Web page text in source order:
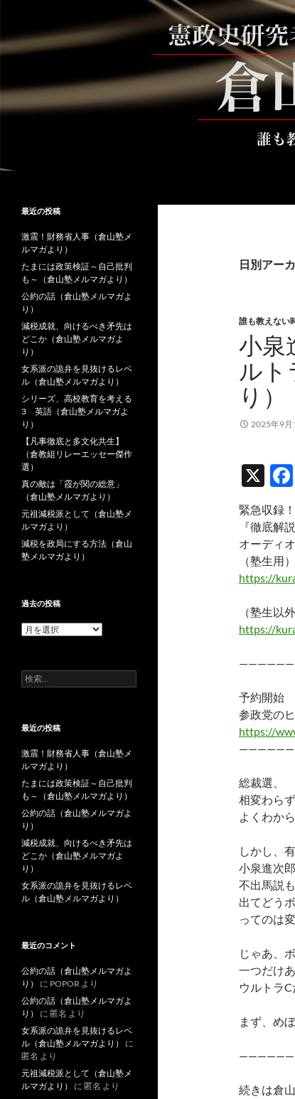
テ
ン
へ
ス
日別アー
誰も教えない
小泉
ルト
り）
2025年9月
X
緊急収録！
『徹底解
オーディ
（塾生用）
https://
（塾生以外
https://
予約開始
参政党の
https://
総裁選、
相変わら
よくわか
しかし、
小泉進次
不出馬説
出てどう
ってのは
じゃあ、
一つだけあ
ウルトラC
まず、め
続きは倉
倉山満の砦～誰も教えない時事と教
最近の投稿
激震！財務省人事（倉山塾メ
ルマガより）
たまには政策検証～自己批判
も～（倉山塾メルマガより）
公約の話（倉山塾メルマガよ
り）
減税成就、向けるべき矛先は
どこか（倉山塾メルマガよ
り）
女系派の詭弁を見抜けるレベ
ル（倉山塾メルマガより）
シリーズ、高校教育を考える
3 英語（倉山塾メルマガよ
り）
【凡事徹底と多文化共生】
（倉教組リレーエッセー傑作
選）
真の敵は「霞が関の総意」
（倉山塾メルマガより）
元祖減税派として（倉山塾メ
ルマガより）
減税を政局にする方法（倉山
塾メルマガより）
過去の投稿
過
稿
検
索:
最近の投稿
激震！財務省人事（倉山塾メ
ルマガより）
たまには政策検証～自己批判
も～（倉山塾メルマガより）
公約の話（倉山塾メルマガよ
り）
減税成就、向けるべき矛先は
どこか（倉山塾メルマガよ
り）
女系派の詭弁を見抜けるレベ
ル（倉山塾メルマガより）
最近のコメント
公約の話（倉山塾メルマガよ
り）
に POPOR より
公約の話（倉山塾メルマガよ
り）
に 匿名 より
女系派の詭弁を見抜けるレベ
ル（倉山塾メルマガより）
に
匿名 より
元祖減税派として（倉山塾メ
ルマガより）
に 匿名 より